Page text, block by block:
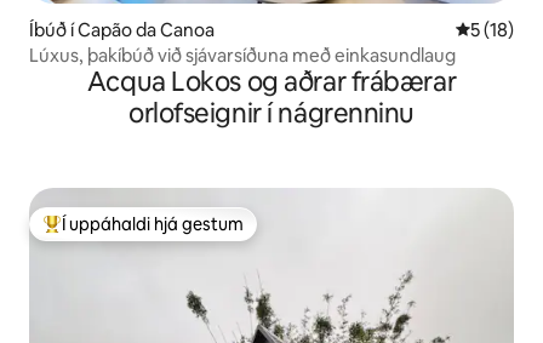
Íbúð í Capão da Canoa 5 af 5 í
5 (18)
Lúxus, þakíbúð við sjávarsíðuna með einkasundlaug
Acqua Lokos og aðrar frábærar
orlofseignir í nágrenninu
Í mestu uppáhaldi hjá gestum
Í uppáhaldi hjá gestum